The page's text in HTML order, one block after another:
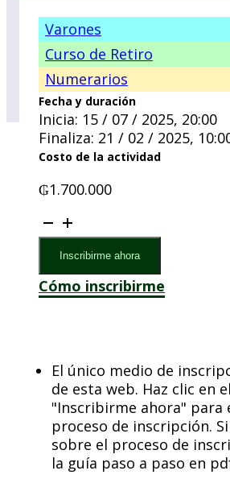
Varones
Curso de Retiro
Numerarios
Fecha y duración
Inicia: 15 / 07 / 2025, 20:00
Finaliza: 21 / 02 / 2025,
Costo de la actividad
₲1.700.000
Curso
de
Retiro
para
Numerarios
Inscribirme ahora
Cómo inscribirme
El único medio de
de esta web. Haz clic en
"Inscribirme ahora" para
proceso de inscripción.
sobre el proceso de
la guía paso a paso en